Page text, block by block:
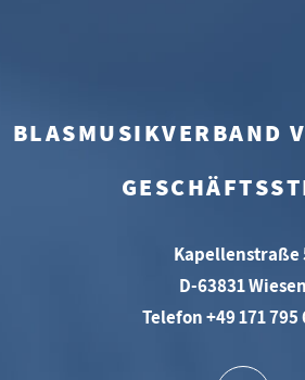
BLASMUSIKVERBAND
Kapellenstraße
D-63831 Wiesen
Telefon +49 171 795